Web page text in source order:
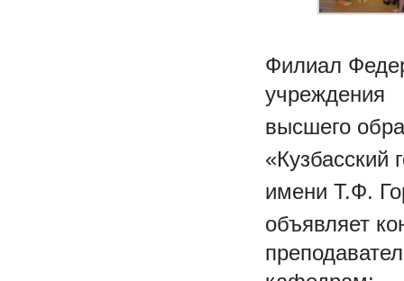
Филиал
учреждения
высшего
«Кузбасский
имени Т.Ф.
объявляет